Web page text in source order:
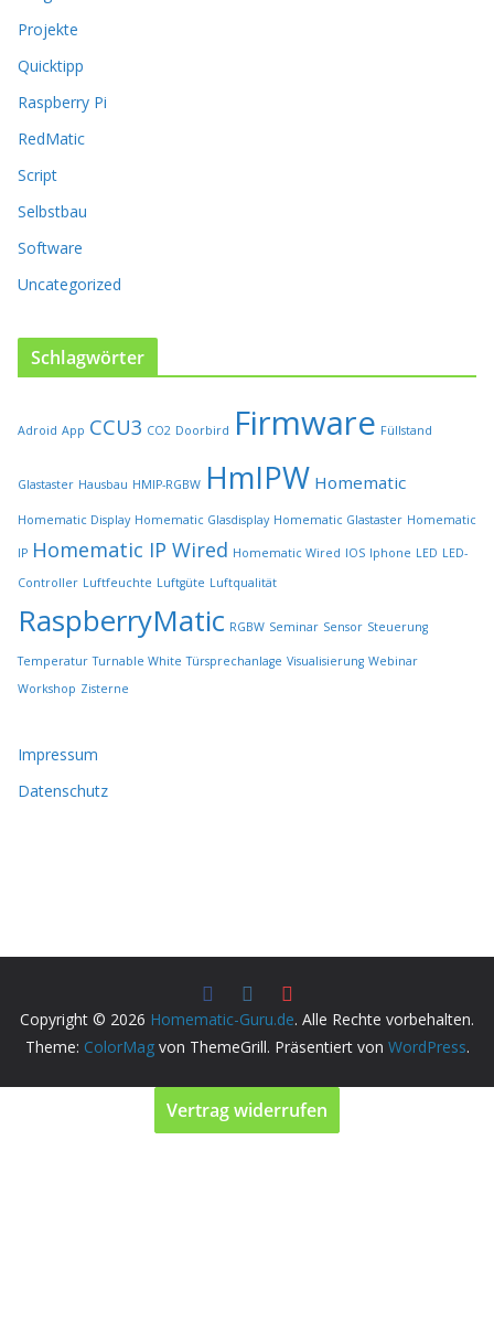
o
u
k
s
e
i
t
g
e
l
d
e
Projekte
Quicktipp
Raspberry Pi
RedMatic
Script
Selbstbau
Software
Uncategorized
Schlagwörter
Adroid App CCU3 CO2 Doorbird Firmware Füllstand
Glastaster Hausbau HMIP-RGBW HmIPW Homematic
Homematic Display Homematic Glasdisplay Homematic Glastaster Homematic
IP Homematic IP Wired Homematic Wired IOS Iphone LED LED-
Controller Luftfeuchte Luftgüte Luftqualität
RaspberryMatic RGBW Seminar Sensor Steuerung
Temperatur Turnable White Türsprechanlage Visualisierung Webinar
Workshop Zisterne
Impressum
Datenschutz
Copyright © 2026 Homematic-Guru.de. Alle Rechte vorbehalten.
Theme: ColorMagvon ThemeGrill. Präsentiert von WordPress.
Vertrag widerrufen